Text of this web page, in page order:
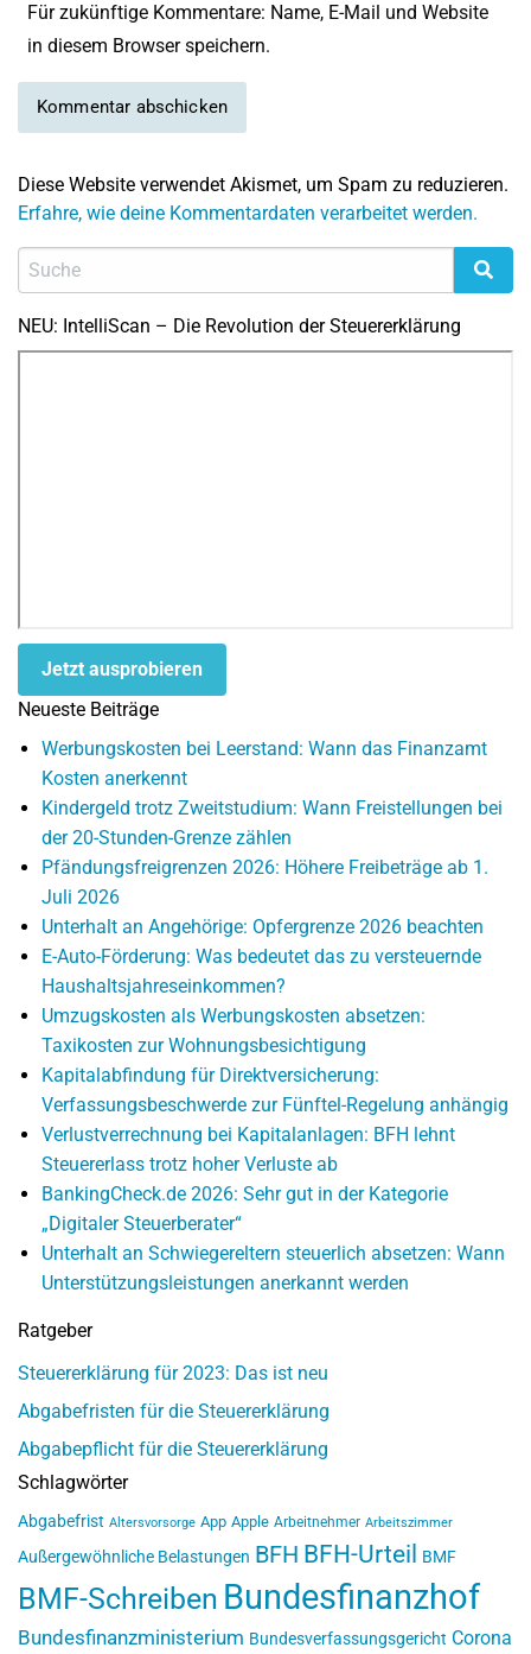
Für zukünftige Kommentare: Name, E-Mail und Website
in diesem Browser speichern.
Diese Website verwendet Akismet, um Spam zu reduzieren.
Erfahre, wie deine Kommentardaten verarbeitet werden.
NEU: IntelliScan – Die Revolution der Steuererklärung
Jetzt ausprobieren
Neueste Beiträge
Werbungskosten bei Leerstand: Wann das Finanzamt
Kosten anerkennt
Kindergeld trotz Zweitstudium: Wann Freistellungen bei
der 20-Stunden-Grenze zählen
Pfändungsfreigrenzen 2026: Höhere Freibeträge ab 1.
Juli 2026
Unterhalt an Angehörige: Opfergrenze 2026 beachten
E-Auto-Förderung: Was bedeutet das zu versteuernde
Haushaltsjahreseinkommen?
Umzugskosten als Werbungskosten absetzen:
Taxikosten zur Wohnungsbesichtigung
Kapitalabfindung für Direktversicherung:
Verfassungsbeschwerde zur Fünftel-Regelung anhängig
Verlustverrechnung bei Kapitalanlagen: BFH lehnt
Steuererlass trotz hoher Verluste ab
BankingCheck.de 2026: Sehr gut in der Kategorie
„Digitaler Steuerberater“
Unterhalt an Schwiegereltern steuerlich absetzen: Wann
Unterstützungsleistungen anerkannt werden
Ratgeber
Steuererklärung für 2023: Das ist neu
Abgabefristen für die Steuererklärung
Abgabepflicht für die Steuererklärung
Schlagwörter
Abgabefrist Altersvorsorge App Apple Arbeitnehmer Arbeitszimmer
Außergewöhnliche Belastungen BFH BFH-Urteil BMF
BMF-Schreiben Bundesfinanzhof
Bundesfinanzministerium Bundesverfassungsgericht Corona